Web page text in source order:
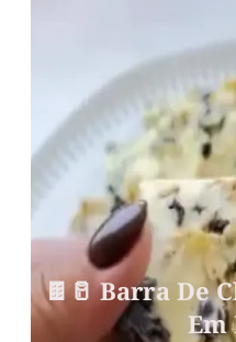
🍫🥛 Barra De
Em